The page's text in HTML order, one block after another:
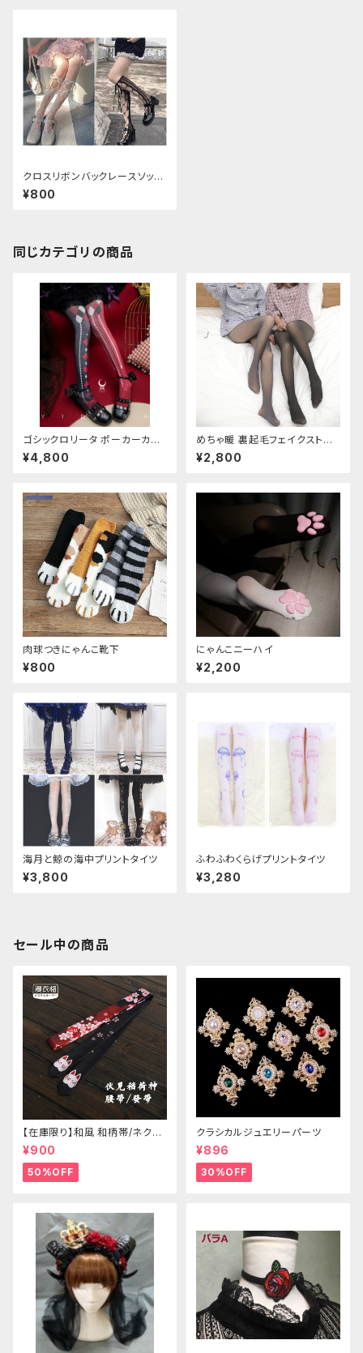
クロスリボンバックレースソック
ス
¥800
同じカテゴリの商品
ゴシックロリータ ポーカーカー
ド柄 プリントタイツ
¥4,800
めちゃ暖 裏起毛フェイクストッ
キング
¥2,800
肉球つきにゃんこ靴下
¥800
にゃんこニーハイ
¥2,200
海月と鯨の海中プリントタイツ
¥3,800
ふわふわくらげプリントタイツ
¥3,280
セール中の商品
【在庫限り】和風 和柄帯/ネクタ
イ/リボン（狐面/金魚
¥900
50%OFF
クラシカルジュエリーパーツ
¥896
30%OFF